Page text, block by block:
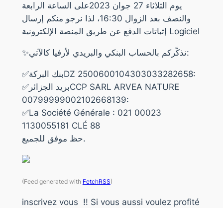
يوم الثلاثاء 27 جوان 2023على الساعة الرابعة
والنصف بعد الزوال 16:30، لذا نرجو منكم إرسال
إثباتات الدفع عن طريق المنصة الإلكترونية Logiciel
✨نذكّركم بالحساب البنكي والبريدي لأرفيا كالآتي:
✅بنك البركةDZ 2500600104303033282658:
✅بريد الجزائرCCP SARL ARVEA NATURE
00799999002102668139:
✅La Société Générale : 021 00023
1130055181 CLÉ 88
حظ موفق للجميع.
(Feed generated with FetchRSS)
inscrivez vous !! Si vous aussi voulez profité